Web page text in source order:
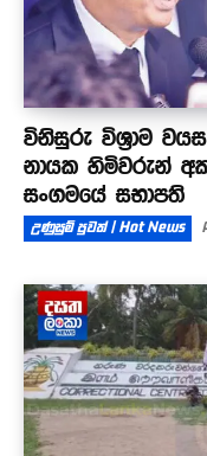
විනිසුරු විශ්‍රාම
නායක හිමිවරුන්
සංගමයේ සභාපති
උණුසුම් පුවත් | Hot News